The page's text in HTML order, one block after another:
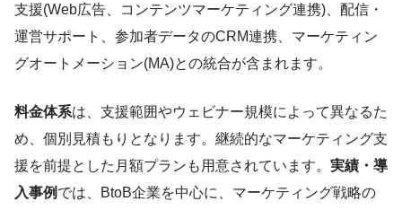
支援(Web広告、コンテンツマーケティング連携)、配信・
運営サポート、参加者データのCRM連携、マーケティン
グオートメーション(MA)との統合が含まれます。
料金体系は、支援範囲やウェビナー規模によって異なるた
め、個別見積もりとなります。継続的なマーケティング支
援を前提とした月額プランも用意されています。 実績・導
入事例 では、BtoB企業を中心に、マーケティング戦略の